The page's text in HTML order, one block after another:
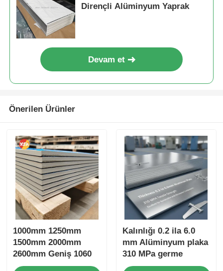
Dirençli Alüminyum Yaprak
Devam et
Önerilen Ürünler
1000mm 1250mm
1500mm 2000mm
2600mm Geniş 1060
1100 3003 3004
Kalınlığı 0.2 ila 6.0
mm Alüminyum plaka
310 MPa germe
dayanıklılığını sağlar